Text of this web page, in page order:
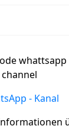
- Kanal